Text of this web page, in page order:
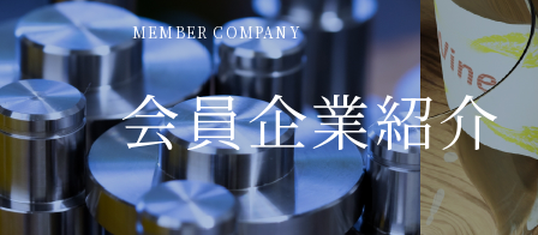
MEMBER COMPANY
会員企業紹介